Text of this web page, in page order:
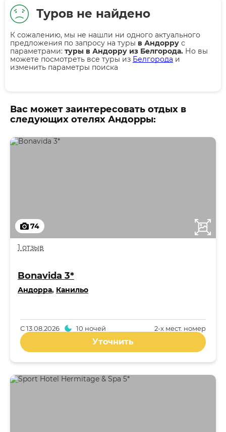
Туров не найдено
К сожалению, мы не нашли ни одного актуального
предложения по запросу на туры в Андорру с
параметрами: туры в Андорру из Белгорода. Но вы
можете посмотреть все туры из Белгорода и
изменить параметры поиска
Вас может заинтересовать отдых в
следующих отелях Андорры:
74
1 отзыв
Bonavida 3*
Андорра, Канильо
2-x мест. номер
С13.08.2026 10 ночей
Уточнить